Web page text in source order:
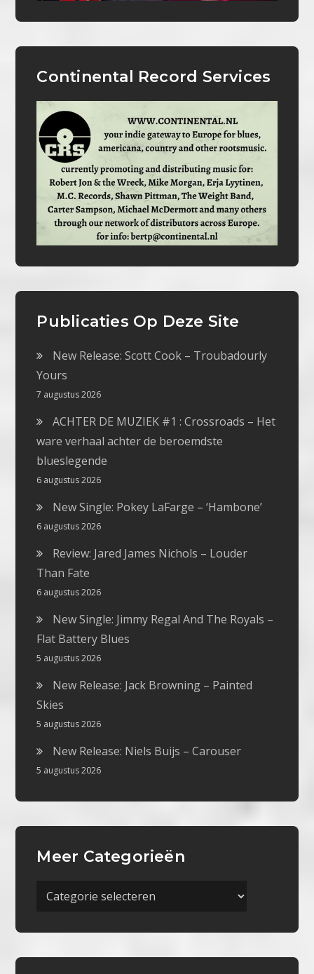
Continental Record Services
Publicaties Op Deze Site
New Release: Scott Cook – Troubadourly
Yours
7 augustus 2026
ACHTER DE MUZIEK #1 : Crossroads – Het
ware verhaal achter de beroemdste
blueslegende
6 augustus 2026
New Single: Pokey LaFarge – ‘Hambone’
6 augustus 2026
Review: Jared James Nichols – Louder
Than Fate
6 augustus 2026
New Single: Jimmy Regal And The Royals –
Flat Battery Blues
5 augustus 2026
New Release: Jack Browning – Painted
Skies
5 augustus 2026
New Release: Niels Buijs – Carouser
5 augustus 2026
Meer Categorieën
Meer